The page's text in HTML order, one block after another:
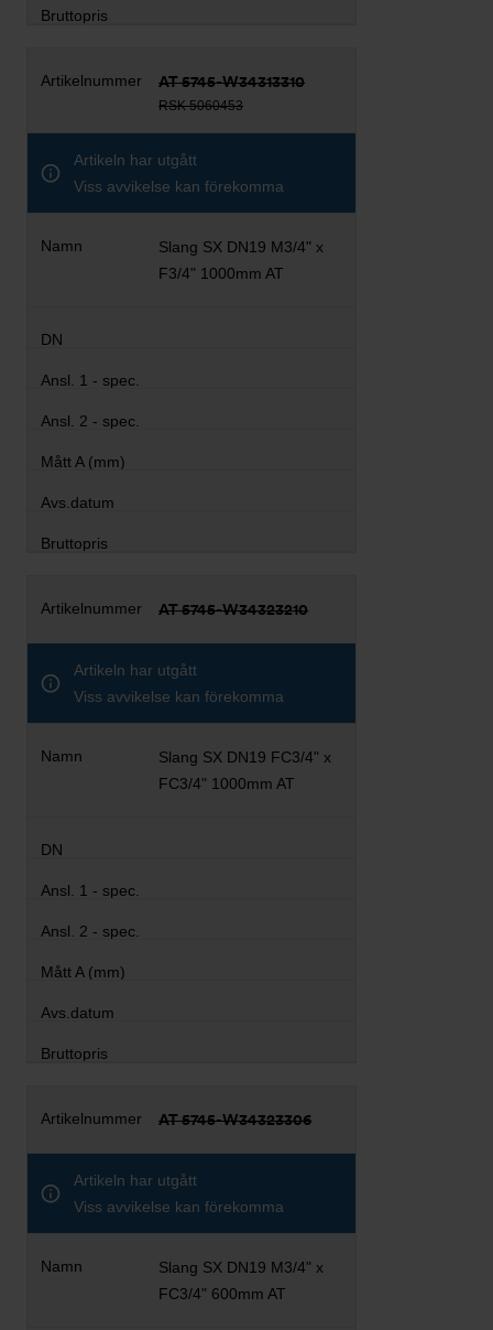
AT 5745-W34313310
RSK 5060453
Artikeln har utgått
Viss avvikelse kan förekomma
Slang SX DN19 M3/4" x
F3/4" 1000mm AT
AT 5745-W34323210
Artikeln har utgått
Viss avvikelse kan förekomma
Slang SX DN19 FC3/4" x
FC3/4" 1000mm AT
AT 5745-W34323306
Artikeln har utgått
Viss avvikelse kan förekomma
Slang SX DN19 M3/4" x
FC3/4" 600mm AT